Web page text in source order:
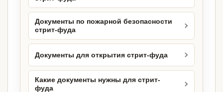
Документы по пожарной безопасности
стрит-фуда
Документы для открытия стрит-фуда
Какие документы нужны для стрит-
фуда